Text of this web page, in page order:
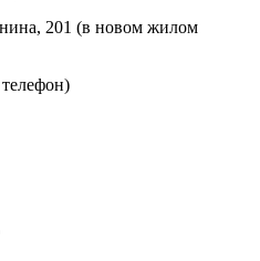
201 (в новом жилом